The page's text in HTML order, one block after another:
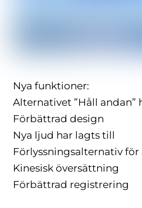
Nya funktioner:
Alternativet ”Håll andan”
Förbättrad design
Nya ljud har lagts till
Förlyssningsalternativ för
Kinesisk översättning
Förbättrad registrering